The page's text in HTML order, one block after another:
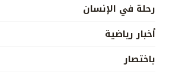
رحلة في الإنسان
أخبار رياضية
باختصار